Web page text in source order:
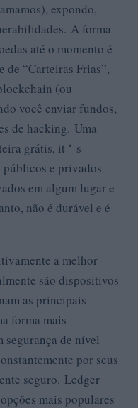
expondo,
A forma
até o momento é
de “Carteiras Frias”,
(ou
você enviar fundos,
de hacking. Uma
grátis, it ‘ s
públicos e privados
em algum lugar e
não é durável e é
a melhor
são dispositivos
as principais
forma mais
segurança de nível
por seus
seguro. Ledger
mais populares